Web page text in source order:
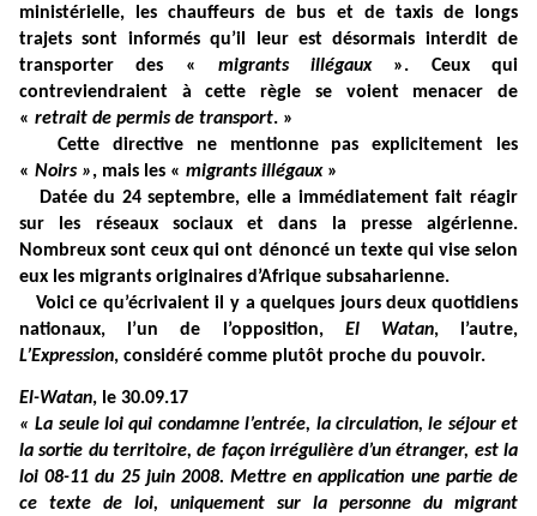
ministérielle, les chauffeurs de bus et de taxis de longs
trajets sont informés qu’il leur est désormais interdit de
transporter des « migrants illégaux». Ceux qui
contreviendraient à cette règle se voient menacer de
« retrait de permis de transport. »
Cette directive ne mentionne pas explicitement les
« Noirs », mais les « migrants illégaux»
Datée du 24 septembre, elle a immédiatement fait réagir
sur les réseaux sociaux et dans la presse algérienne.
Nombreux sont ceux qui ont dénoncé un texte qui vise selon
eux les migrants originaires d’Afrique subsaharienne.
Voici ce qu’écrivaient il y a quelques jours deux quotidiens
nationaux, l’un de l’opposition, El Watan, l’autre,
L’Expression, considéré comme plutôt proche du pouvoir.
El-Watan, le 30.09.17
« La seule loi qui condamne l’entrée, la circulation, le séjour et
la sortie du territoire, de façon irrégulière d’un étranger, est la
loi 08-11 du 25 juin 2008. Mettre en application une partie de
ce texte de loi, uniquement sur la personne du migrant